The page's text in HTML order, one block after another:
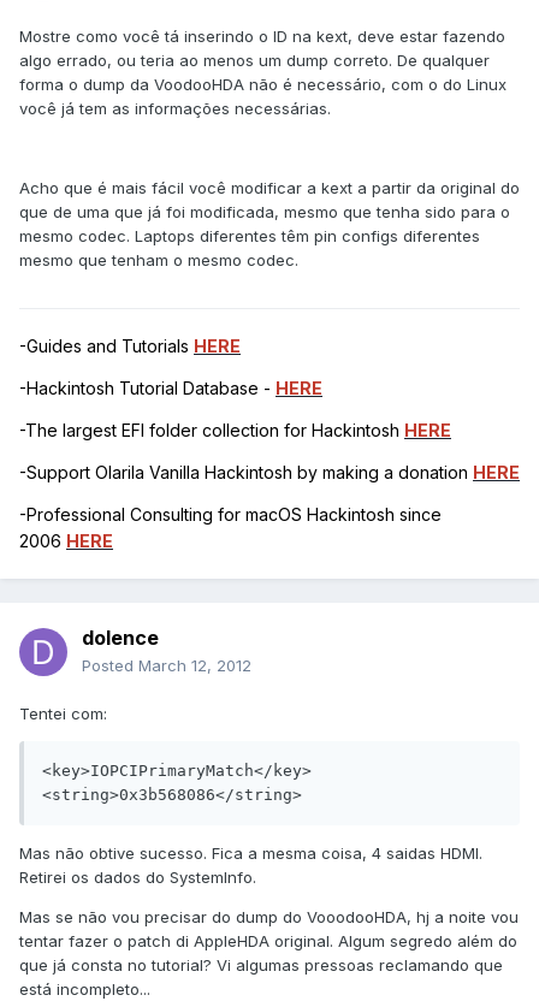
Mostre como você tá inserindo o ID na kext, deve estar fazendo
algo errado, ou teria ao menos um dump correto. De qualquer
forma o dump da VoodooHDA não é necessário, com o do Linux
você já tem as informações necessárias.
Acho que é mais fácil você modificar a kext a partir da original do
que de uma que já foi modificada, mesmo que tenha sido para o
mesmo codec. Laptops diferentes têm pin configs diferentes
mesmo que tenham o mesmo codec.
-Guides and Tutorials HERE
-Hackintosh Tutorial Database - HERE
-The largest EFI folder collection for Hackintosh HERE
-Support Olarila Vanilla Hackintosh by making a donation HERE
-Professional Consulting for macOS Hackintosh since
2006 HERE
dolence
Posted March 12, 2012
Tentei com:
<key>IOPCIPrimaryMatch</key>
<string>0x3b568086</string>
Mas não obtive sucesso. Fica a mesma coisa, 4 saidas HDMI.
Retirei os dados do SystemInfo.
Mas se não vou precisar do dump do VooodooHDA, hj a noite vou
tentar fazer o patch di AppleHDA original. Algum segredo além do
que já consta no tutorial? Vi algumas pressoas reclamando que
está incompleto...